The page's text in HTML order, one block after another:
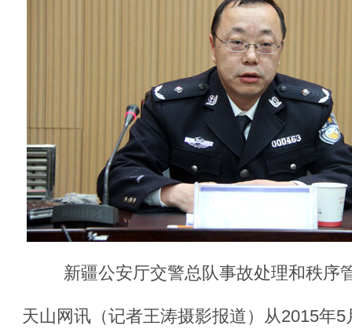
新疆公安厅交警总队事故处理和秩序
天山网讯（记者王涛摄影报道）从2015年